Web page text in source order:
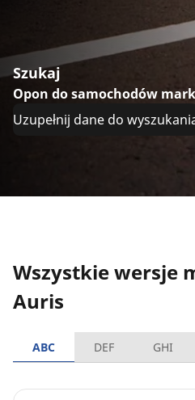
Szukaj
Opon do samochodów
Uzupełnij dane do
Wszystkie wersje
Auris
ABC DEF GHI